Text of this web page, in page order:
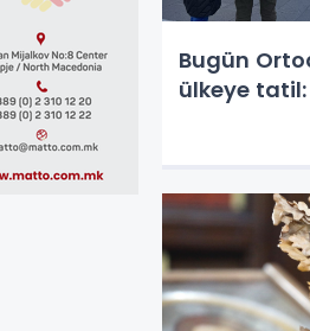
Bugün
ülkeye tatil: